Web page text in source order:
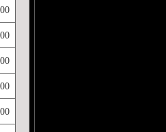
halb ◎ △ nach/vor ◎